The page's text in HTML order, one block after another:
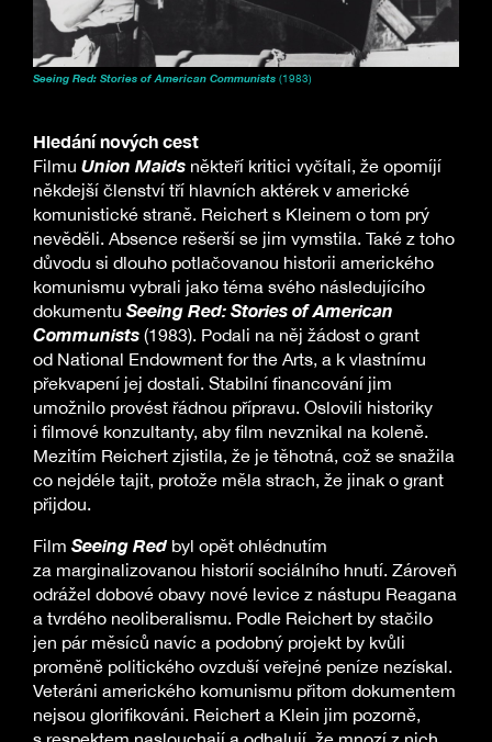
Seeing Red: Stories of American Communists (1983)
Hledání nových cest
Filmu Union Maids někteří kritici vyčítali, že opomíjí
někdejší členství tří hlavních aktérek v americké
komunistické straně. Reichert s Kleinem o tom prý
nevěděli. Absence rešerší se jim vymstila. Také z toho
důvodu si dlouho potlačovanou historii amerického
komunismu vybrali jako téma svého následujícího
dokumentu Seeing Red: Stories of American
Communists (1983). Podali na něj žádost o grant
od National Endowment for the Arts, a k vlastnímu
překvapení jej dostali. Stabilní financování jim
umožnilo provést řádnou přípravu. Oslovili historiky
i filmové konzultanty, aby film nevznikal na koleně.
Mezitím Reichert zjistila, že je těhotná, což se snažila
co nejdéle tajit, protože měla strach, že jinak o grant
přijdou.
Film Seeing Red byl opět ohlédnutím
za marginalizovanou historií sociálního hnutí. Zároveň
odrážel dobové obavy nové levice z nástupu Reagana
a tvrdého neoliberalismu. Podle Reichert by stačilo
jen pár měsíců navíc a podobný projekt by kvůli
proměně politického ovzduší veřejné peníze nezískal.
Veteráni amerického komunismu přitom dokumentem
nejsou glorifikováni. Reichert a Klein jim pozorně,